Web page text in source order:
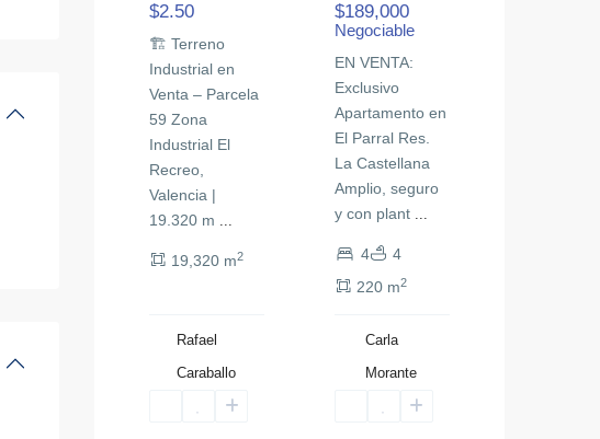
$2.50
🏗️ Terreno
Industrial en
Venta – Parcela
59 Zona
Industrial El
Recreo,
Valencia |
19.320 m ...
19,320 m2
Rafael
Caraballo
$189,000
Negociable
EN VENTA:
Exclusivo
Apartamento en
El Parral Res.
La Castellana
Amplio, seguro
y con plant ...
4
4
220 m2
Carla
Morante
,